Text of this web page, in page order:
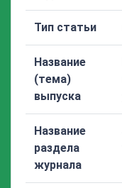
Тип статьи
Название
(тема)
выпуска
Название
раздела
журнала